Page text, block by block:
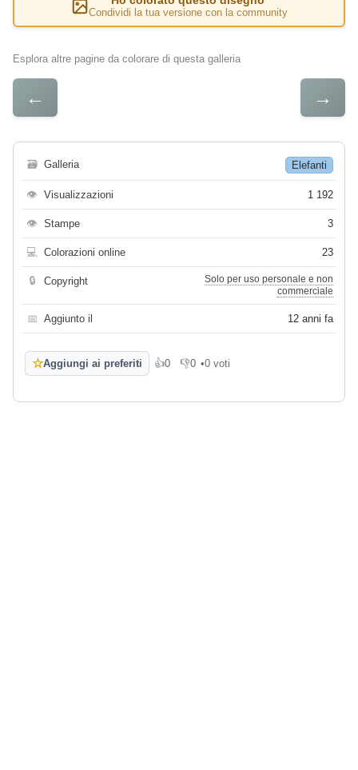
Condividi la tua versione con la community
Esplora altre pagine da colorare di questa galleria
← →
🗃 Galleria Elefanti
👁 Visualizzazioni 1 192
👁 Stampe 3
💻 Colorazioni online 23
🔒 Copyright
Solo per uso personale e non
commerciale
📅 Aggiunto il 12 anni fa
☆Aggiungi ai preferiti 👍0
Mi piace
👎0
Non mi piace
•0 voti